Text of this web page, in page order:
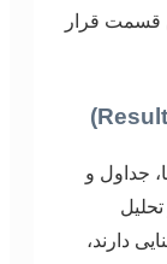
قسمت قرار
جداول و
دارند،